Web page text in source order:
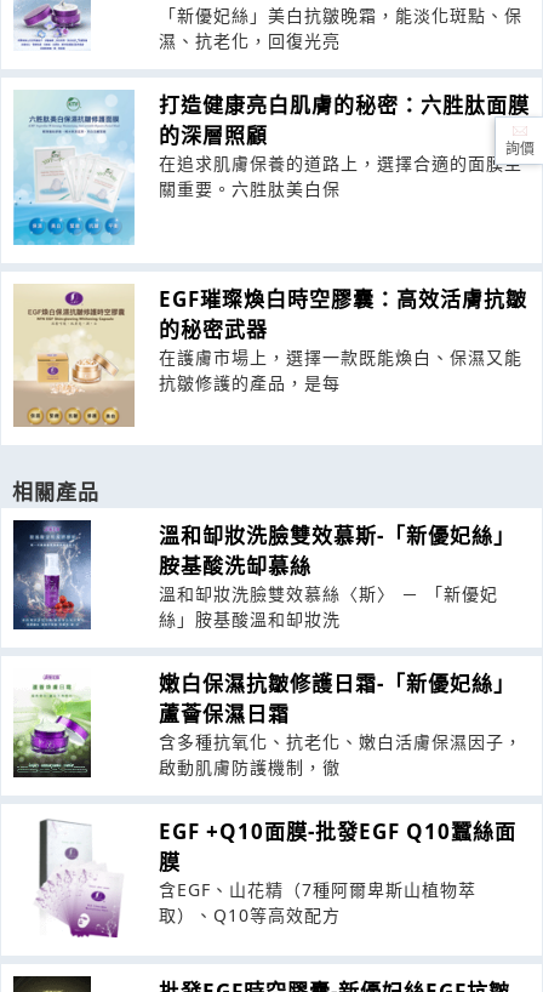
「新優妃絲」美白抗皺晚霜，能淡化斑點、保
濕、抗老化，回復光亮
打造健康亮白肌膚的秘密：六胜肽面膜
的深層照顧
在追求肌膚保養的道路上，選擇合適的面膜至
關重要。六胜肽美白保
EGF璀璨煥白時空膠囊：高效活膚抗皺
的秘密武器
在護膚市場上，選擇一款既能煥白、保濕又能
抗皺修護的產品，是每
相關產品
溫和缷妝洗臉雙效慕斯-「新優妃絲」
胺基酸洗缷慕絲
溫和缷妝洗臉雙效慕絲〈斯〉 － 「新優妃
絲」胺基酸溫和缷妝洗
嫩白保濕抗皺修護日霜-「新優妃絲」
蘆薈保濕日霜
含多種抗氧化、抗老化、嫩白活膚保濕因子，
啟動肌膚防護機制，徹
EGF +Q10面膜-批發EGF Q10蠶絲面
膜
含EGF、山花精（7種阿爾卑斯山植物萃
取）、Q10等高效配方
詢價